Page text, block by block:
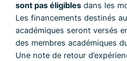
sont pas éligibles dans les
Les financements destinés
académiques seront versés
des membres académiques
Une note de retour